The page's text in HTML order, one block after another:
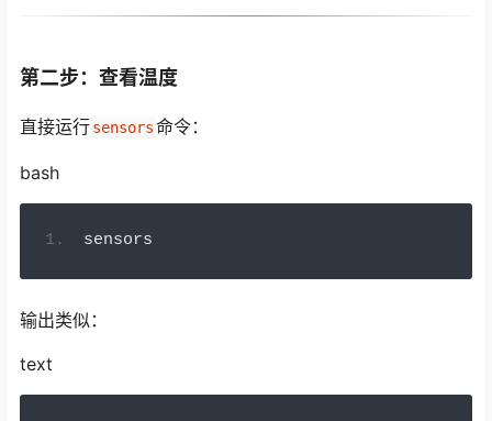
第二步：查看温度
直接运行sensors命令：
bash
sensors
输出类似：
text